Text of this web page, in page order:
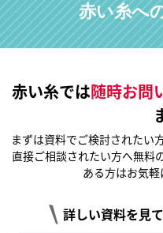
赤い糸へ
赤い糸では随時お問
まずは資料でご検討されたい
直接ご相談されたい方へ無料
ある方はお気軽
詳しい資料を見